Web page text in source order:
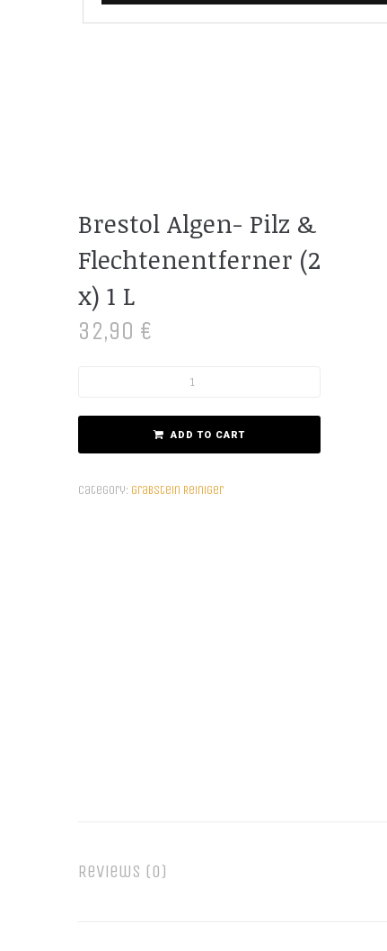
Brestol Algen- Pilz &
Flechtenentferner (2
x) 1 L
32,90 €
ADD TO CART
Category: Grabstein Reiniger
Reviews (0)